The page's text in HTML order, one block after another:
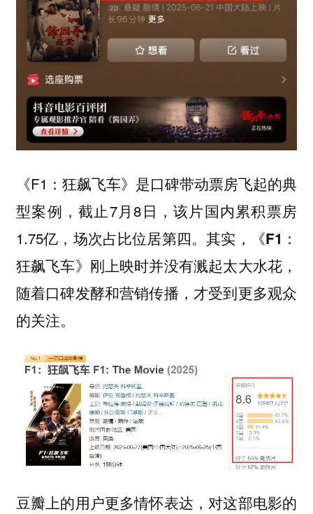
《F1：狂飙飞车》是口碑带动票房飞起的典
型案例，截止7月8日，该片国内累积票房
1.75亿，场次占比位居第四。其实，《F1：
狂飙飞车》刚上映时并没有溅起太大水花，
随着口碑发酵和营销传播，才受到更多观众
的关注。
豆瓣上的用户更多情怀表达，对这部电影的